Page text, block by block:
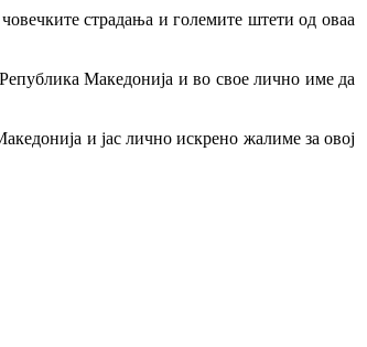
страдања и големите штети од оваа
Македонија и во свое лично име да
и јас лично искрено жалиме за овој